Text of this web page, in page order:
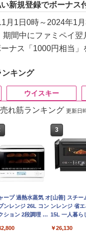
新規登録でボーナス
月1日0時～2024年1
期間中にファミペイ翌
ナス「1000円相当」
キング
農産 無洗米 青い流
コシヒカリ 5kg 長
産 令和7年産
3
by Amazon
まちブレンド
5kg
￥3,396
ウイスキー
2700ml サントリ
イスキー ハイボー
容量
3
角ハイボール
350ml×24本
ー ウイスキー
￥4,939
式】ブタメン とん
味 35g×15個 | 業務
食 カップラーメン
3
カップヌード
ラー 日清食
78g×20個
￥3,475
れ筋ランキング 更新日
ープ 過熱水蒸気 オ
ンレンジ 26L コン
ション 2段調理 ホ
3
[山善] スチー
ンレンジ 省
15L 一人暮ら
￥26,130